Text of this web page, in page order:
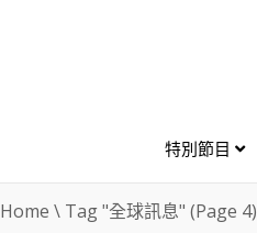
特別節目
Home \ Tag "全球訊息" (Page 4)